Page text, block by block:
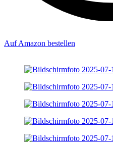
Auf Amazon bestellen